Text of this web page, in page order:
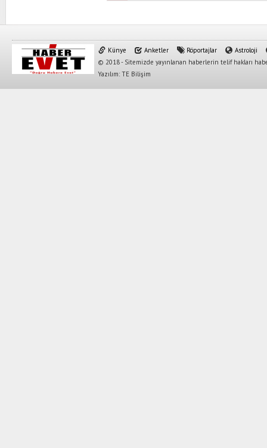
Künye Anketler Röportajlar
Astroloji
© 2018 - Sitemizde yayınlanan haberlerin telif hakları
Yazılım: TE Bilişim